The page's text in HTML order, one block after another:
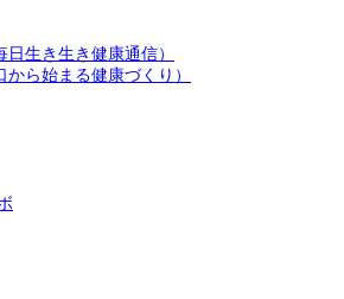
生き生き健康通信）
ら始まる健康づくり）